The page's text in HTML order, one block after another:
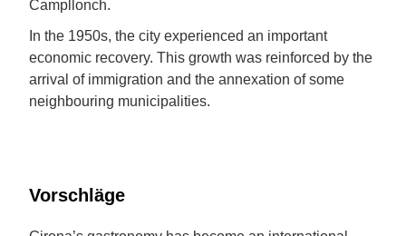
Campllonch.
In the 1950s, the city experienced an important
economic recovery. This growth was reinforced by the
arrival of immigration and the annexation of some
neighbouring municipalities.
Vorschläge